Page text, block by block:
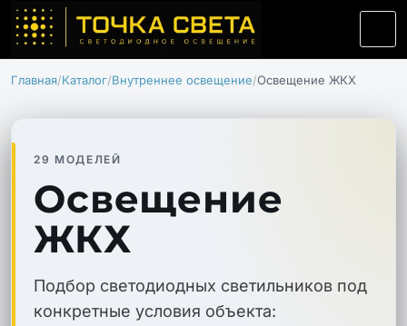
Главная Каталог Внутреннее освещение Освещение ЖКХ
29 МОДЕЛЕЙ
Освещение
ЖКХ
Подбор светодиодных светильников под
конкретные условия объекта: